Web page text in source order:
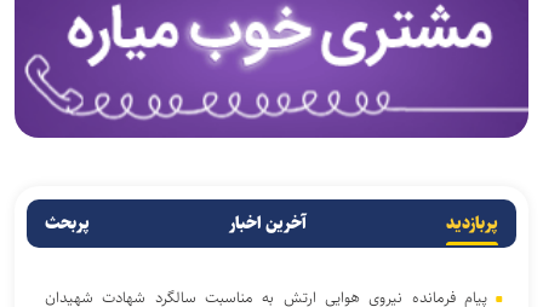
پربازدید آخرین اخبار پربحث
پیام فرمانده نیروی هوایی ارتش به مناسبت سالگرد شهادت شهیدان